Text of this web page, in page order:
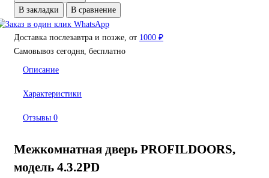
В закладки
В сравнение
Доставка послезавтра и позже, от 1000 ₽
Самовывоз сегодня, бесплатно
Описание
Характеристики
Отзывы 0
Межкомнатная дверь PROFILDOORS,
модель 4.3.2PD